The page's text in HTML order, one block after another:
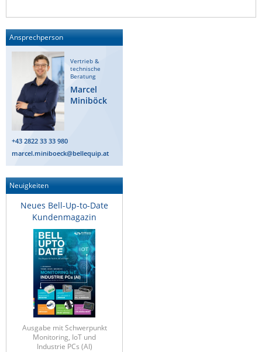
Server Technology
Siretta
SIRIO Antenne
Sunbird
Tactical Software
TEKTELIC
Teltonika
Unwired Networks
Vision
Westermo
Yuasa
ZPE Systems
News zu unseren Herstellern
Ansprechperson
Vertrieb &
technische
Beratung
Marcel
Miniböck
+43 2822 33 33 980
marcel.miniboeck@bellequip.at
Neuigkeiten
Neues Bell-Up-to-Date
Kundenmagazin
Ausgabe mit Schwerpunkt
Monitoring, IoT und
Industrie PCs (AI)